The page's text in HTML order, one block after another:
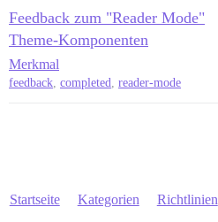
Feedback zum "Reader Mode"
Theme-Komponenten
Merkmal
feedback, completed, reader-mode
Startseite Kategorien Richtlinien